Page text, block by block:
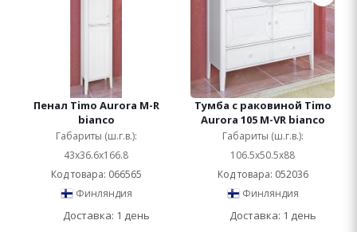
Пенал Timo Aurora M-R
bianco
Габариты (ш.г.в.):
43x36.6x166.8
Код товара: 066565
Финляндия
Доставка: 1 день
Тумба с раковиной Timo
Aurora 105 M-VR bianco
Габариты (ш.г.в.):
106.5x50.5x88
Код товара: 052036
Финляндия
Доставка: 1 день